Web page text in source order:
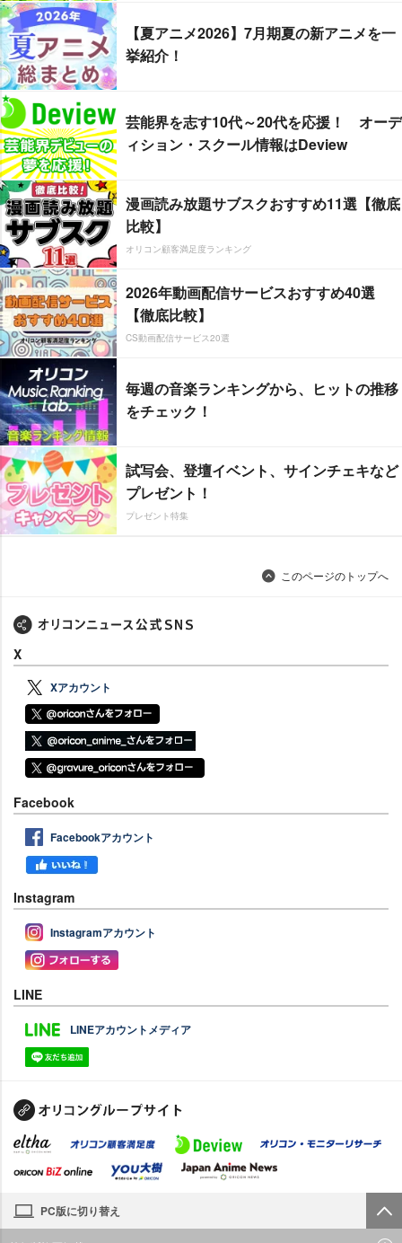
【夏アニメ2026】7月期夏の新アニメを一
挙紹介！
芸能界を志す10代～20代を応援！ オーデ
ィション・スクール情報はDeview
漫画読み放題サブスクおすすめ11選【徹底
比較】
オリコン顧客満足度ランキング
2026年動画配信サービスおすすめ40選
【徹底比較】
CS動画配信サービス20選
毎週の音楽ランキングから、ヒットの推移
をチェック！
試写会、登壇イベント、サインチェキなど
プレゼント！
プレゼント特集
このページのトップへ
X
Xアカウント
Facebook
Facebookアカウント
Instagram
Instagramアカウント
LINE
LINEアカウントメディア
PC版に切り替え